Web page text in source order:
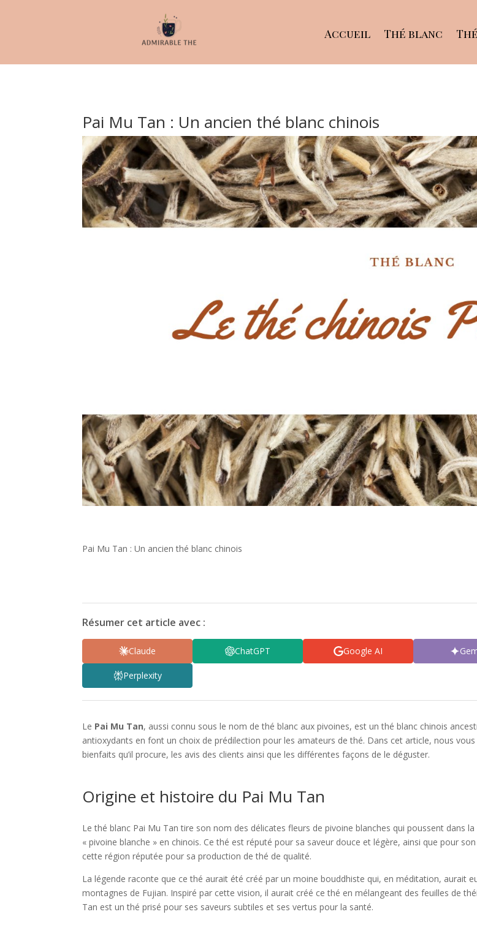
Accueil Thé blanc
Pai Mu Tan : Un ancien thé blanc chinois
Pai Mu Tan : Un ancien thé blanc chinois
Résumer cet article avec :
Claude ChatGPT Google AI
Perplexity
Le Pai Mu Tan, aussi connu sous le nom de thé blanc aux pivoines, est un thé blanc chinois
antioxydants en font un choix de prédilection pour les amateurs de thé. Dans cet article, nous
bienfaits qu’il procure, les avis des clients ainsi que les différentes façons de le déguster.
Origine et histoire du Pai Mu Tan
Le thé blanc Pai Mu Tan tire son nom des délicates fleurs de pivoine blanches qui poussent dans
« pivoine blanche » en chinois. Ce thé est réputé pour sa saveur douce et légère, ainsi que pour
cette région réputée pour sa production de thé de qualité.
La légende raconte que ce thé aurait été créé par un moine bouddhiste qui, en méditation, aurait
montagnes de Fujian. Inspiré par cette vision, il aurait créé ce thé en mélangeant des feuilles de
Tan est un thé prisé pour ses saveurs subtiles et ses vertus pour la santé.